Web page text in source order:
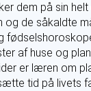
dem på sin helt
og de såkaldte
af huse og
er læren om
tid på livets